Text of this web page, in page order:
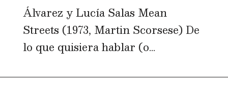
Álvarez y Lucía Salas Mean
Streets (1973, Martin Scorsese) De
lo que quisiera hablar (o...